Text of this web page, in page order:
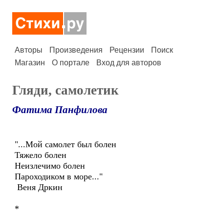
Авторы Произведения Рецензии
Поиск
Магазин
О портале Вход для авторов
Гляди, самолетик
Фатима Панфилова
"...Мой самолет был болен
Тяжело болен
Неизлечимо болен
Пароходиком в море..."
Веня Дркин
*